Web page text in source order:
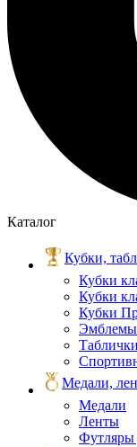
Каталог
Кубки,
Кубки
Кубки
Кубки
Эмблемы
Медали,
Медали
Ленты
Футляры